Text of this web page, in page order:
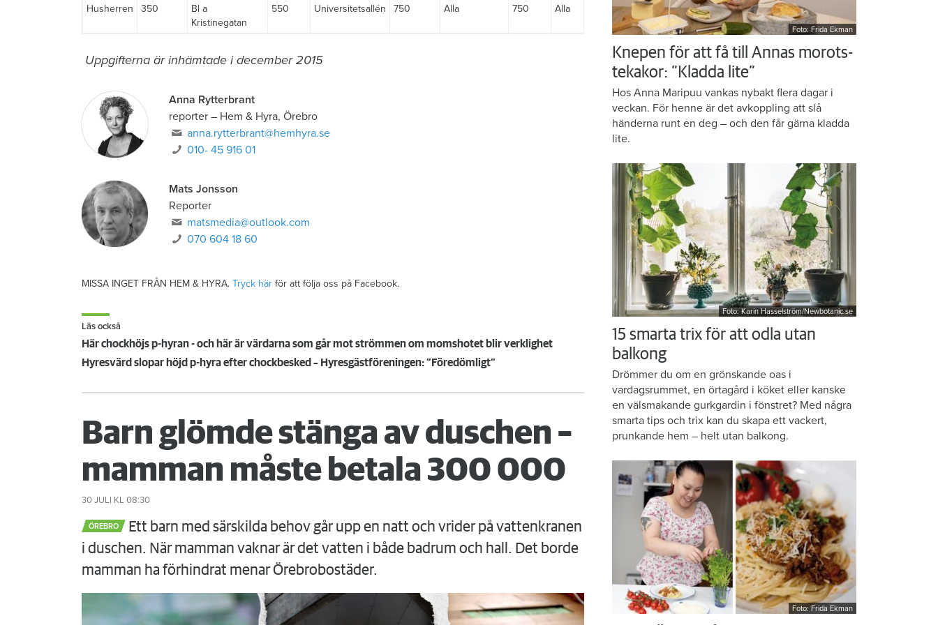
Husherren
350
Bl a
Kristinegatan
550 Universitetsallén 750 Alla 750 Alla
Uppgifterna är inhämtade i december 2015
Anna Rytterbrant
reporter – Hem & Hyra, Örebro
anna.rytterbrant@hemhyra.se
010- 45 916 01
Mats Jonsson
Reporter
matsmedia@outlook.com
070 604 18 60
MISSA INGET FRÅN HEM & HYRA. Tryck här för att följa oss på Facebook.
Läs också
Här chockhöjs p-hyran - och här är värdarna som går mot strömmen om momshotet blir verklighet
Hyresvärd slopar höjd p-hyra efter chockbesked – Hyresgästföreningen: ”Föredömligt”
Barn glömde stänga av duschen –
mamman måste betala 300 000
30 JULI KL 08:30
ÖREBRO
Ett barn med särskilda behov går upp en natt och vrider på vattenkranen
i duschen. När mamman vaknar är det vatten i både badrum och hall. Det borde
mamman ha förhindrat menar Örebrobostäder.
Foto: Frida Ekman
Knepen för att få till Annas morots-
tekakor: ”Kladda lite”
Hos Anna Maripuu vankas nybakt flera dagar i
veckan. För henne är det avkoppling att slå
händerna runt en deg – och den får gärna kladda
lite.
Foto: Karin Hasselström/Newbotanic.se
15 smarta trix för att odla utan
balkong
Drömmer du om en grönskande oas i
vardagsrummet, en örtagård i köket eller kanske
en välsmakande gurkgardin i fönstret? Med några
smarta tips och trix kan du skapa ett vackert,
prunkande hem – helt utan balkong.
Foto: Frida Ekman